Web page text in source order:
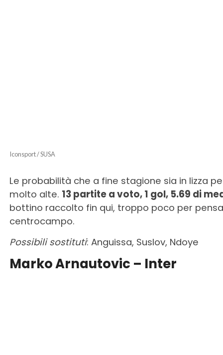
Iconsport / SUSA
Le probabilità che a fine stagione sia in lizza
molto alte. 13 partite a voto, 1 gol, 5.69 di
bottino raccolto fin qui, troppo poco per
centrocampo.
Possibili sostituti: Anguissa, Suslov, Ndoye
Marko Arnautovic – Inter